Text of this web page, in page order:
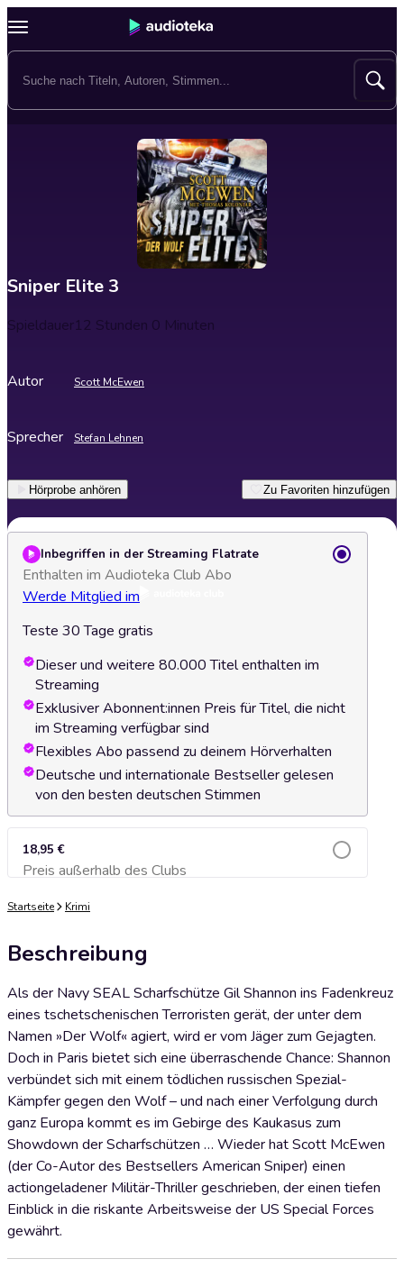
Sniper Elite 3
Spieldauer12 Stunden 0 Minuten
Autor Scott McEwen
Sprecher Stefan Lehnen
Hörprobe anhören Zu Favoriten hinzufügen
Inbegriffen in der Streaming Flatrate
Enthalten im Audioteka Club Abo
Werde Mitglied im
Teste 30 Tage gratis
Dieser und weitere 80.000 Titel enthalten im
Streaming
Exklusiver Abonnent:innen Preis für Titel, die nicht
im Streaming verfügbar sind
Flexibles Abo passend zu deinem Hörverhalten
Deutsche und internationale Bestseller gelesen
von den besten deutschen Stimmen
18,95 €
Preis außerhalb des ClubsZum Warenkorb hinzufügen
Startseite Krimi
Beschreibung
Als der Navy SEAL Scharfschütze Gil Shannon ins Fadenkreuz
eines tschetschenischen Terroristen gerät, der unter dem
Namen »Der Wolf« agiert, wird er vom Jäger zum Gejagten.
Doch in Paris bietet sich eine überraschende Chance: Shannon
verbündet sich mit einem tödlichen russischen Spezial-
Kämpfer gegen den Wolf – und nach einer Verfolgung durch
ganz Europa kommt es im Gebirge des Kaukasus zum
Showdown der Scharfschützen … Wieder hat Scott McEwen
(der Co-Autor des Bestsellers American Sniper) einen
actiongeladener Militär-Thriller geschrieben, der einen tiefen
Einblick in die riskante Arbeitsweise der US Special Forces
gewährt.